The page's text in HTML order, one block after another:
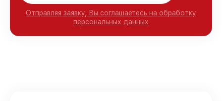
Отправляя заявку, Вы соглашаетесь на обработку
персональных данных